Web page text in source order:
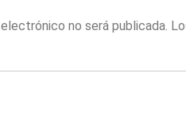
no será publicada.